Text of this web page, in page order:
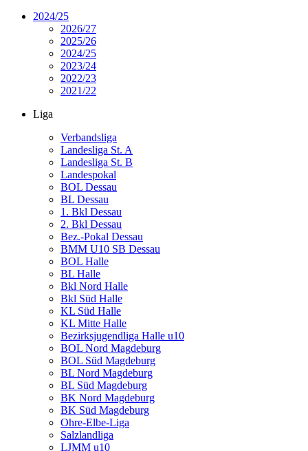
2024/25
2026/27
2025/26
2024/25
2023/24
2022/23
2021/22
Liga
Verbandsliga
Landesliga St. A
Landesliga St. B
Landespokal
BOL Dessau
BL Dessau
1. Bkl Dessau
2. Bkl Dessau
Bez.-Pokal Dessau
BMM U10 SB Dessau
BOL Halle
BL Halle
Bkl Nord Halle
Bkl Süd Halle
KL Süd Halle
KL Mitte Halle
Bezirksjugendliga Halle u10
BOL Nord Magdeburg
BOL Süd Magdeburg
BL Nord Magdeburg
BL Süd Magdeburg
BK Nord Magdeburg
BK Süd Magdeburg
Ohre-Elbe-Liga
Salzlandliga
LJMM u10